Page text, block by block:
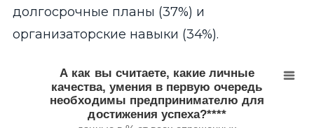
долгосрочные планы (37%) и
организаторские навыки (34%).
А как вы считаете, какие личные качества,
Bar chart with 9 bars.
данные в % от всех опрошенных
View as data table, А как вы считаете, какие личные
А как вы считаете, какие личные
качества, умения в первую очередь
необходимы предпринимателю для
достижения успеха?****